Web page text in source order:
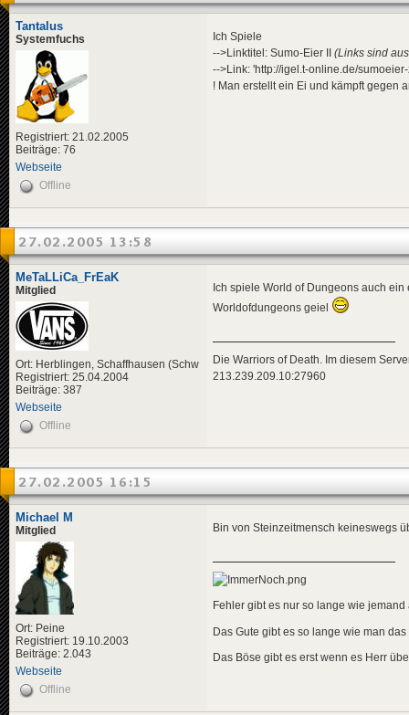
Tantalus
Systemfuchs
Registriert: 21.02.2005
Beiträge: 76
Webseite
Ich Spiele
-->Linktitel: Sumo-Eier II (Links sind
-->Link: 'http://igel.t-online.de/
! Man erstellt ein Ei und kämpft gegen
Offline
27.02.2005 13:58
MeTaLLiCa_FrEaK
Mitglied
Ort: Herblingen, Schaffhausen (Schw
Registriert: 25.04.2004
Beiträge: 387
Webseite
Ich spiele World of Dungeons auch
Worldofdungeons geiel
Die Warriors of Death. Im diesem
213.239.209.10:27960
Offline
27.02.2005 16:15
Michael M
Mitglied
Ort: Peine
Registriert: 19.10.2003
Beiträge: 2.043
Webseite
Bin von Steinzeitmensch keineswegs
Fehler gibt es nur so lange wie jemand
Das Gute gibt es so lange wie man
Das Böse gibt es erst wenn es Herr
Offline